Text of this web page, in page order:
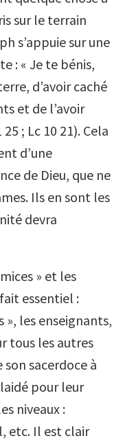
sur le terrain
s’appuie sur une
: « Je te bénis,
d’avoir caché
et de l’avoir
; Lc 10 21). Cela
d’une
de Dieu, que ne
Ils en sont les
devra
» et les
essentiel :
», les enseignants,
tous les autres
sacerdoce à
pour leur
niveaux :
etc. Il est clair